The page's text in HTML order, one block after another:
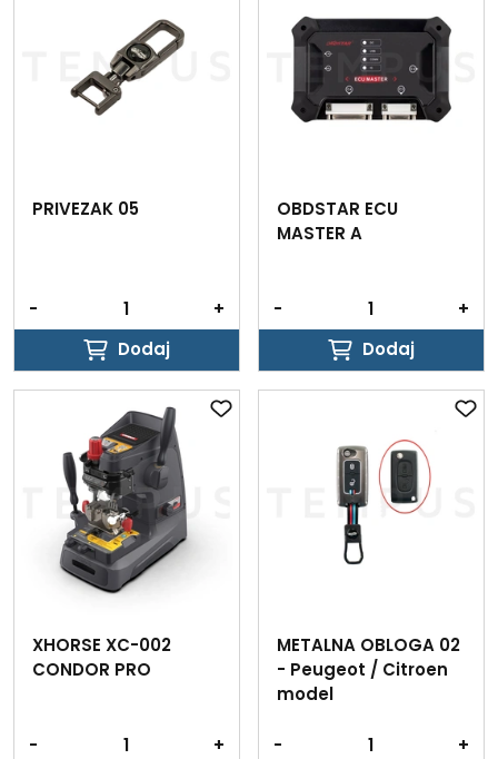
PRIVEZAK 05
-
+
Dodaj
Dodaj
OBDSTAR ECU
MASTER A
-
+
Dodaj
Dodaj
XHORSE XC-002
CONDOR PRO
-
+
METALNA OBLOGA 02
- Peugeot / Citroen
model
-
+